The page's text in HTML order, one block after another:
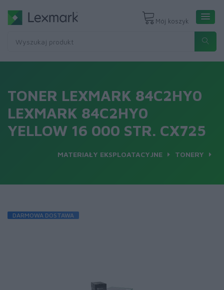
Mój koszyk
TONER LEXMARK 84C2HY0
LEXMARK 84C2HY0
YELLOW 16 000 STR. CX725
MATERIAŁY EKSPLOATACYJNE TONERY
DARMOWA DOSTAWA